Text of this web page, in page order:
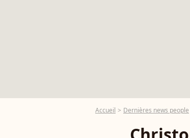
Accueil Dernières news people